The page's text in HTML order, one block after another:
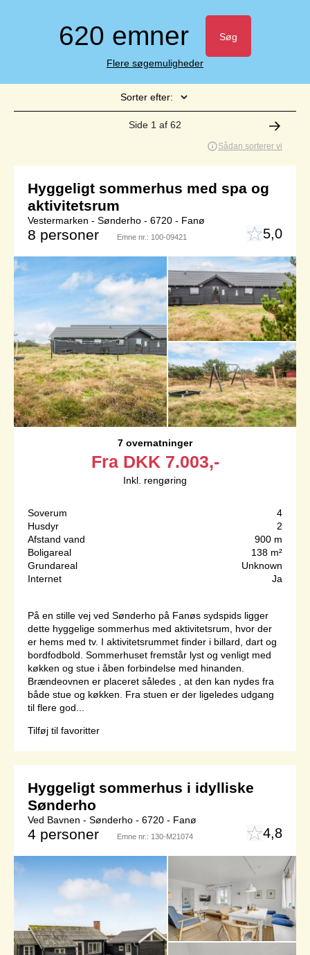
620 emner Søg
Flere søgemuligheder
Sorter efter:
Side 1 af 62
Sådan sorterer vi
Hyggeligt sommerhus med spa og
aktivitetsrum
Vestermarken - Sønderho - 6720 - Fanø
8 personer Emne nr.: 100-09421 5,0
7 overnatninger
Fra DKK 7.003,-
Inkl. rengøring
Soverum
4
Husdyr
2
Afstand vand
900 m
Boligareal
138 m²
Grundareal
Unknown
Internet
Ja
På en stille vej ved Sønderho på Fanøs sydspids ligger
dette hyggelige sommerhus med aktivitetsrum, hvor der
er hems med tv. I aktivitetsrummet finder i billard, dart og
bordfodbold. Sommerhuset fremstår lyst og venligt med
køkken og stue i åben forbindelse med hinanden.
Brændeovnen er placeret således , at den kan nydes fra
både stue og køkken. Fra stuen er der ligeledes udgang
til flere god...
Tilføj til favoritter
Hyggeligt sommerhus i idylliske
Sønderho
Ved Bavnen - Sønderho - 6720 - Fanø
4 personer Emne nr.: 130-M21074 4,8